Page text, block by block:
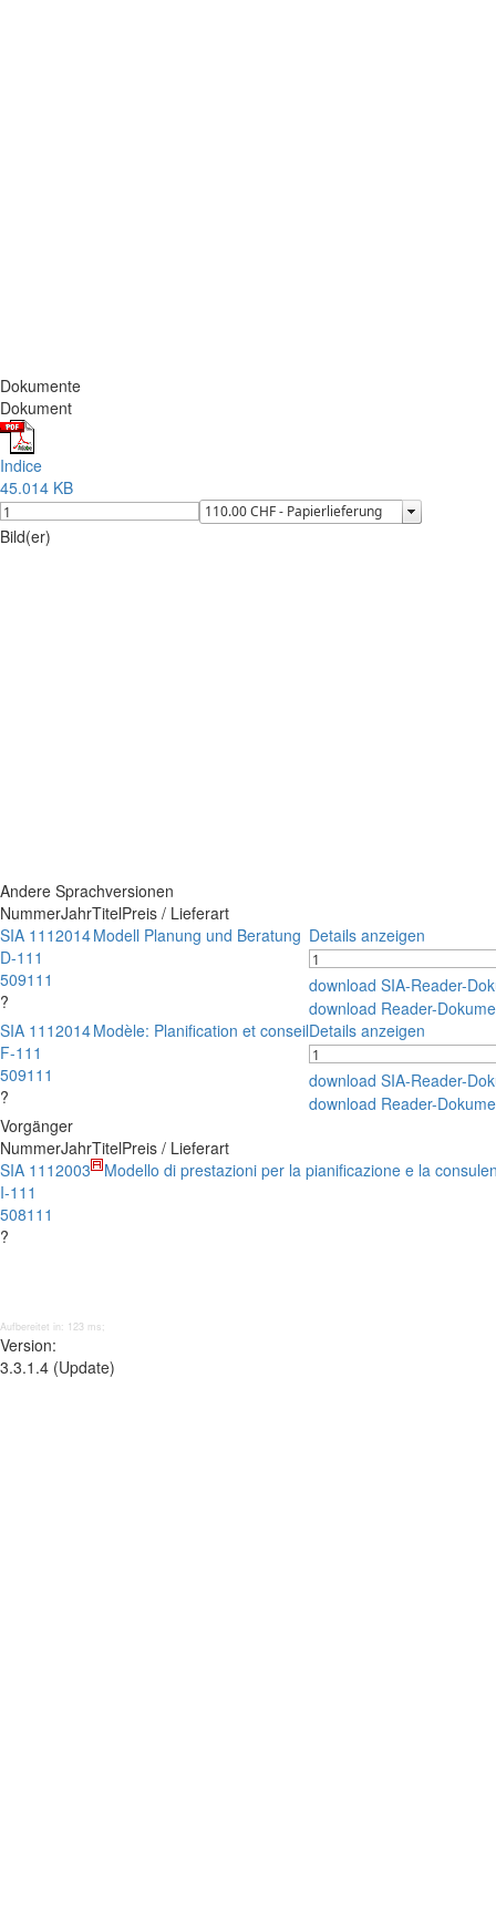
Dokumente
Dokument
Indice
45.014 KB
Bild(er)
Andere Sprachversionen
NummerJahrTitelPreis / Lieferart
SIA 111
D-111
509111
?
2014Modell Planung und Beratung Details anzeigen
download SIA-Reader-
download Reader-
SIA 111
F-111
509111
?
2014Modèle: Planification et conseilDetails anzeigen
download SIA-Reader-
download Reader-
Vorgänger
NummerJahrTitelPreis / Lieferart
SIA 111
I-111
508111
?
2003 Modello di prestazioni per la pianificazione e la
Aufbereitet in: 123 ms;
Version:
3.3.1.4 (Update)